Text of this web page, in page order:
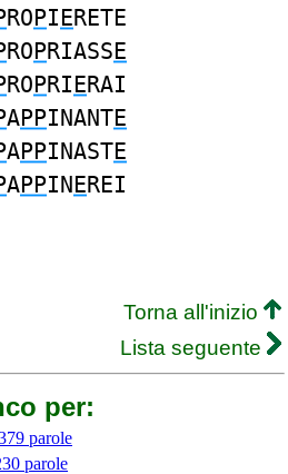
ROPIERETE
ROPRIASSE
ROPRIERAI
APPINANTE
APPINASTE
APPINEREI
Torna all'inizio
Lista seguente
per:
parole
parole